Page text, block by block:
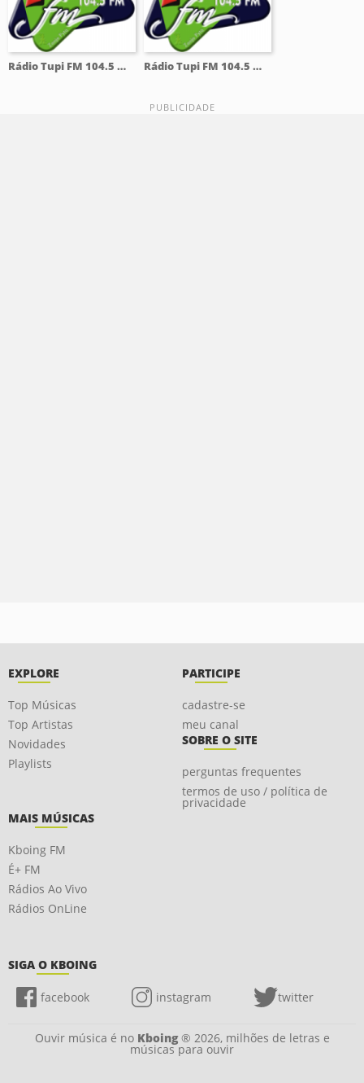
Rádio Tupi FM 104.5 Mhz Rádio Tupi FM 104.5 Mhz
EXPLORE
Top Músicas
Top Artistas
Novidades
Playlists
PARTICIPE
cadastre-se
meu canal
SOBRE O SITE
perguntas frequentes
termos de uso / política de
privacidade
MAIS MÚSICAS
Kboing FM
É+ FM
Rádios Ao Vivo
Rádios OnLine
SIGA O KBOING
facebook instagram twitter
Ouvir música é no Kboing® 2026, milhões de letras e
músicas para ouvir